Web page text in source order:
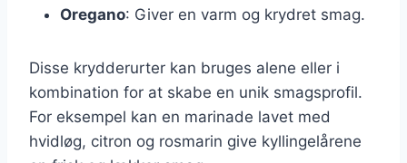
Oregano: Giver en varm og krydret smag.
Disse krydderurter kan bruges alene eller i
kombination for at skabe en unik smagsprofil.
For eksempel kan en marinade lavet med
hvidløg, citron og rosmarin give kyllingelårene